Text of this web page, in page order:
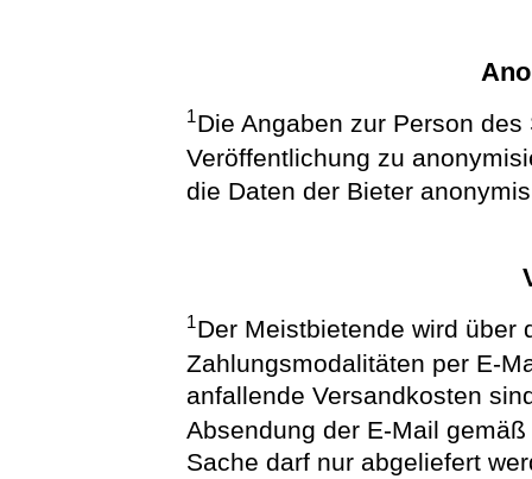
1Die Angaben zur Person
Veröffentlichung zu
die Daten der Bieter
1Der Meistbietende wird über
Zahlungsmodalitäten per E-
anfallende Versandkosten
Absendung der E-Mail
Sache darf nur abgeliefert